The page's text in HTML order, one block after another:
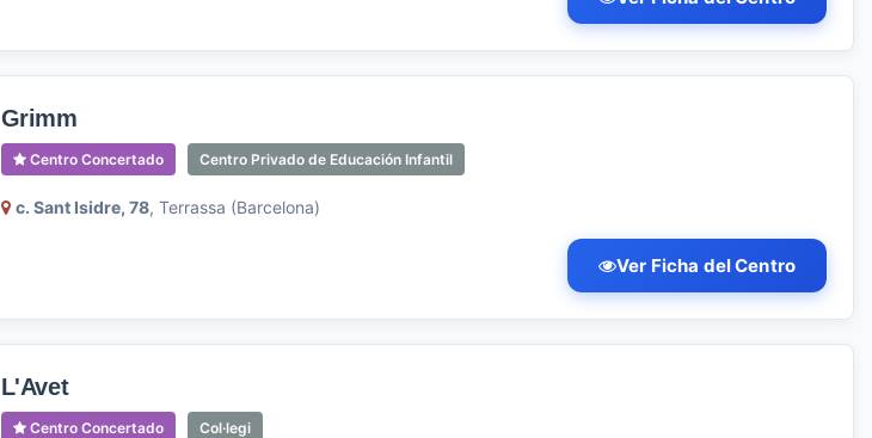
Grimm
Centro Concertado Centro Privado de Educación Infantil
c. Sant Isidre, 78, Terrassa (Barcelona)
Ver Ficha del Centro
L'Avet
Centro Concertado Col·legi